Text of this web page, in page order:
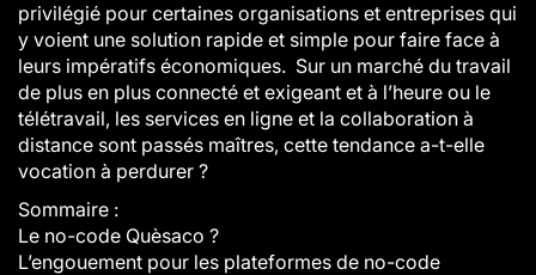
privilégié pour certaines organisations et entreprises qui
y voient une solution rapide et simple pour faire face à
leurs impératifs économiques. Sur un marché du travail
de plus en plus connecté et exigeant et à l’heure ou le
télétravail, les services en ligne et la collaboration à
distance sont passés maîtres, cette tendance a-t-elle
vocation à perdurer ?
Sommaire :
Le no-code Quèsaco ?
L’engouement pour les plateformes de no-code